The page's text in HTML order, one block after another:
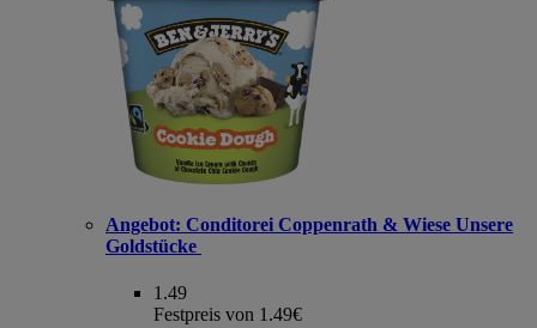
Angebot: Conditorei Coppenrath & Wiese Unsere
Goldstücke
1.49
Festpreis von 1.49€